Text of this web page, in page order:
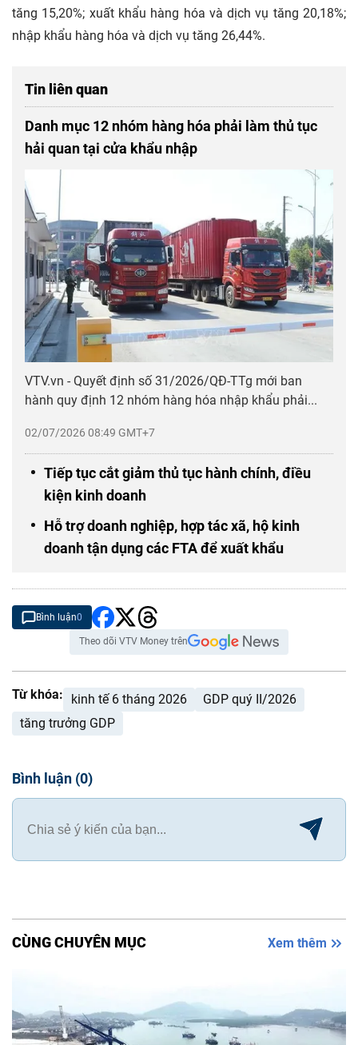
tăng 15,20%; xuất khẩu hàng hóa và dịch vụ tăng 20,18%;
nhập khẩu hàng hóa và dịch vụ tăng 26,44%.
Tin liên quan
Danh mục 12 nhóm hàng hóa phải làm thủ tục
hải quan tại cửa khẩu nhập
02/07/2026 08:49 GMT+7
VTV.vn - Quyết định số 31/2026/QĐ-TTg mới ban
hành quy định 12 nhóm hàng hóa nhập khẩu phải...
Tiếp tục cắt giảm thủ tục hành chính, điều
kiện kinh doanh
Hỗ trợ doanh nghiệp, hợp tác xã, hộ kinh
doanh tận dụng các FTA để xuất khẩu
Bình luận0
Theo dõi VTV Money trên
Từ khóa: kinh tế 6 tháng 2026
GDP quý II/2026
tăng trưởng GDP
Bình luận (0)
CÙNG CHUYÊN MỤC Xem thêm